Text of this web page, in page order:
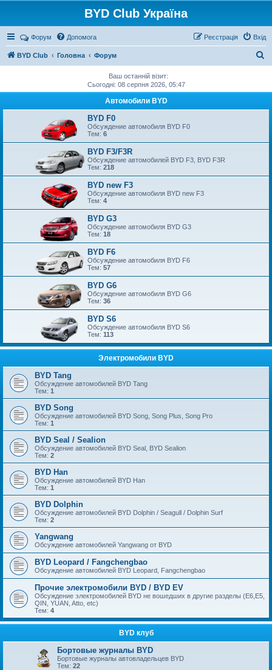
BYD Club Україна
Форум Допомога Вхід
Реєстрація
BYD Club Головна Форум
Ваш останній візит:
Сьогодні: 08 серпня 2026, 05:47
Автомобили BYD
BYD F0
Обсуждение автомобиля BYD F0
Тем: 6
BYD F3/F3R
Обсуждение автомобилей BYD F3, BYD F3R
Тем: 218
BYD new F3
Обсуждение автомобиля BYD new F3
Тем: 4
BYD G3
Обсуждение автомобиля BYD G3
Тем: 18
BYD F6
Обсуждение автомобиля BYD F6
Тем: 57
BYD G6
Обсуждение автомобиля BYD G6
Тем: 36
BYD S6
Обсуждение автомобиля BYD S6
Тем: 113
Электромобили BYD
BYD Tang
Обсуждение автомобилей BYD Tang
Тем: 1
BYD Song
Обсуждение автомобилей BYD Song, Song Plus, Song Pro
Тем: 1
BYD Seal / Sealion
Обсуждение автомобилей BYD Seal, BYD Sealion
Тем: 2
BYD Han
Обсуждение автомобилей BYD Han
Тем: 1
BYD Dolphin
Обсуждение автомобилей BYD Dolphin / Seagull / Dolphin Surf
Тем: 2
Yangwang
Обсуждение автомобилей Yangwang от BYD
BYD Leopard / Fangchengbao
Обсуждение автомобилей BYD Leopard, Fangchengbao
Прочие электромобили BYD / BYD EV
Обсуждение электромобилей BYD не вошедших в другие разделы (E6,E5,
QIN, YUAN, Atto, etc)
Тем: 4
BYD клуб
Бортовые журналы BYD
Бортовые журналы автовладельцев BYD
Тем: 22